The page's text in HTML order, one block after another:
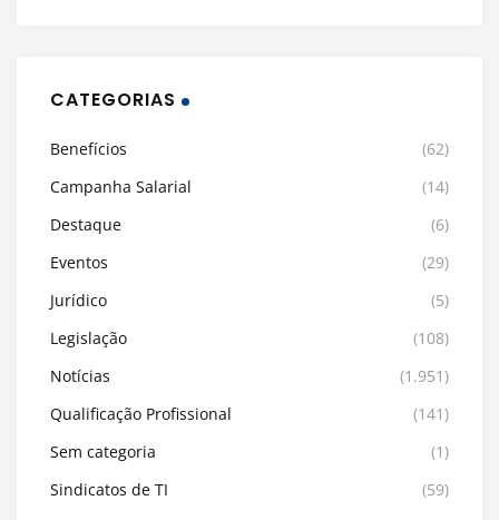
CATEGORIAS
Benefícios
(62)
Campanha Salarial
(14)
Destaque
(6)
Eventos
(29)
Jurídico
(5)
Legislação
(108)
Notícias
(1.951)
Qualificação Profissional
(141)
Sem categoria
(1)
Sindicatos de TI
(59)